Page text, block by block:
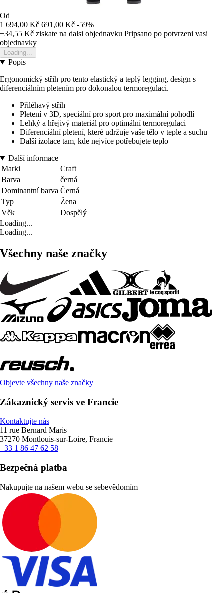
Od
1 694,00 Kč 691,00 Kč -59%
+34,55 Kč ziskate na dalsi objednavku Pripsano po potvrzeni vasi
objednavky
Loading...
Popis
Ergonomický střih pro tento elastický a teplý legging, design s
diferenciálním pletením pro dokonalou termoregulaci.
Přiléhavý střih
Pletení v 3D, speciální pro sport pro maximální pohodlí
Lehký a hřejivý materiál pro optimální termoregulaci
Diferenciální pletení, které udržuje vaše tělo v teple a suchu
Další izolace tam, kde nejvíce potřebujete teplo
Další informace
Marki
Craft
Barva
černá
Dominantní barva Černá
Typ
Žena
Věk
Dospělý
Loading...
Loading...
Všechny naše značky
Objevte všechny naše značky
Zákaznický servis ve Francie
Kontaktujte nás
11 rue Bernard Maris
37270 Montlouis-sur-Loire, Francie
+33 1 86 47 62 58
Bezpečná platba
Nakupujte na našem webu se sebevědomím